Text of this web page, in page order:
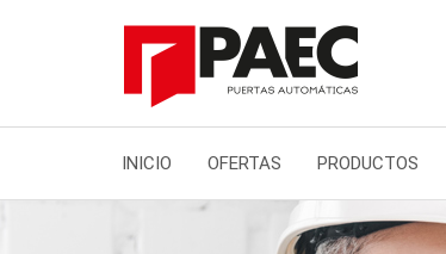
INICIO OFERTAS PRODUCTOS